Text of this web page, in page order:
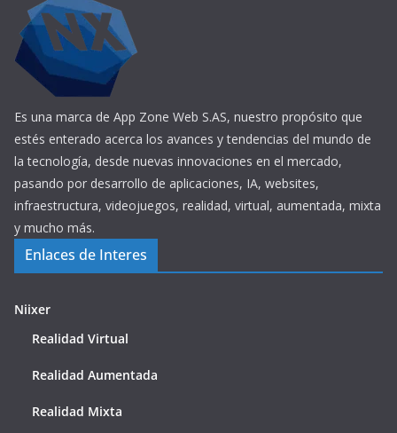
Es una marca de App Zone Web S.AS, nuestro propósito que
estés enterado acerca los avances y tendencias del mundo de
la tecnología, desde nuevas innovaciones en el mercado,
pasando por desarrollo de aplicaciones, IA, websites,
infraestructura, videojuegos, realidad, virtual, aumentada, mixta
y mucho más.
Enlaces de Interes
Niixer
Realidad Virtual
Realidad Aumentada
Realidad Mixta